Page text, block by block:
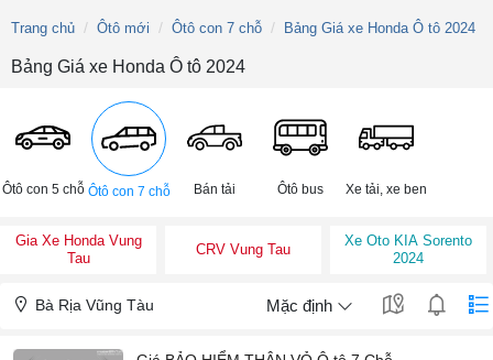
Trang chủ Ôtô mới Ôtô con 7 chỗ Bảng Giá xe Honda Ô tô 2024
Bảng Giá xe Honda Ô tô 2024
Ôtô con 5 chỗ Ôtô con 7 chỗ Bán tải Ôtô bus Xe tải, xe ben
Gia Xe Honda Vung
Tau
CRV Vung Tau
Xe Oto KIA Sorento
2024
Bà Rịa Vũng Tàu Mặc định